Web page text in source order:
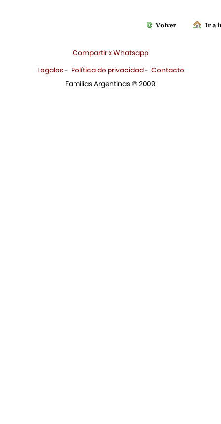
Compartir x Whatsapp
Legales- Política de privacidad- Contacto
Familias Argentinas ® 2009